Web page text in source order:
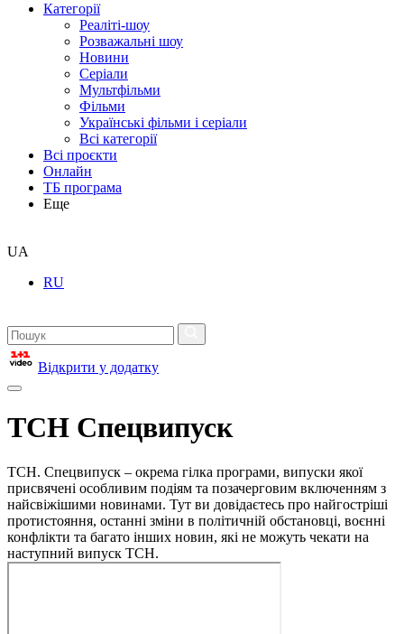
Категорії
Реаліті-шоу
Розважальні шоу
Новини
Серіали
Мультфільми
Фільми
Українські фільми і серіали
Всі категорії
Всі проєкти
Онлайн
ТБ програма
Еще
UA
RU
Відкрити у додатку
ТСН Спецвипуск
ТСН. Спецвипуск – окрема гілка програми, випуски якої
присвячені особливим подіям та позачерговим включенням з
найсвіжішими новинами. Тут ви довідаєтесь про найгостріші
протистояння, останні зміни в політичній обстановці, воєнні
конфлікти та багато інших новин, які не можуть чекати на
наступний випуск ТСН.